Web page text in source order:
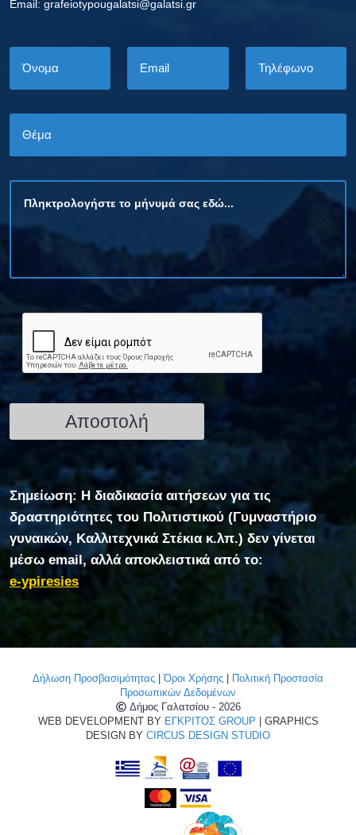
Εmail: grafeiotypougalatsi@galatsi.gr
Σημείωση: Η διαδικασία αιτήσεων για τις
δραστηριότητες του Πολιτιστικού (Γυμναστήριο
γυναικών, Καλλιτεχνικά Στέκια κ.λπ.) δεν γίνεται
μέσω email, αλλά αποκλειστικά από το:
e-ypiresies
Δήλωση Προσβασιμότητας |Όροι Χρήσης
Πολιτική Προστασία
Προσωπικών Δεδομένων
Δήμος Γαλατσίου - 2026
WEB DEVELOPMENT BY ΕΓΚΡΙΤΟΣ GROUP | GRAPHICS
DESIGN BY CIRCUS DESIGN STUDIO